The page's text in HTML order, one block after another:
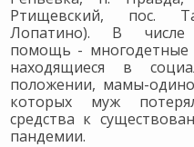
Ртищевский, пос.
Лопатино). В числе
помощь - многодетные
находящиеся в
положении, мамы-
которых муж
средства к
пандемии.